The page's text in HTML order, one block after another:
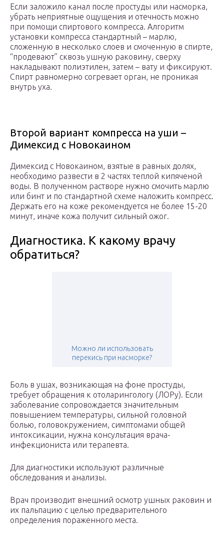
Если заложило канал после простуды или насморка,
убрать неприятные ощущения и отечность можно
при помощи спиртового компресса. Алгоритм
установки компресса стандартный – марлю,
сложенную в несколько слоев и смоченную в спирте,
“продевают” сквозь ушную раковину, сверху
накладывают полиэтилен, затем – вату и фиксируют.
Спирт равномерно согревает орган, не проникая
внутрь уха.
Второй вариант компресса на уши –
Димексид с Новокаином
Димексид с Новокаином, взятые в равных долях,
необходимо развести в 2 частях теплой кипяченой
воды. В полученном растворе нужно смочить марлю
или бинт и по стандартной схеме наложить компресс.
Держать его на коже рекомендуется не более 15-20
минут, иначе кожа получит сильный ожог.
Диагностика. К какому врачу
обратиться?
Можно ли использовать
перекись при насморке?
Боль в ушах, возникающая на фоне простуды,
требует обращения к отоларингологу (ЛОРу). Если
заболевание сопровождается значительным
повышением температуры, сильной головной
болью, головокружением, симптомами общей
интоксикации, нужна консультация врача-
инфекциониста или терапевта.
Для диагностики используют различные
обследования и анализы.
Врач производит внешний осмотр ушных раковин и
их пальпацию с целью предварительного
определения пораженного места.